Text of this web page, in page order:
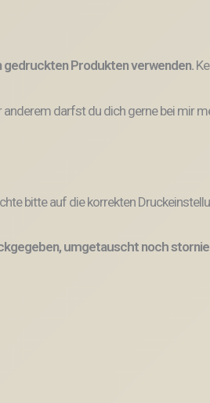
Produkten verwenden.
darfst du dich gerne bei mir
bitte auf die korrekten
umgetauscht noch